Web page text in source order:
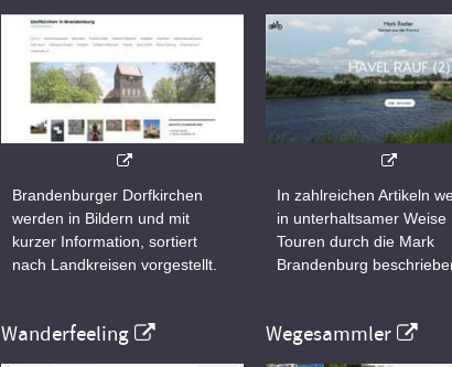
Brandenburger Dorfkirchen
werden in Bildern und mit
kurzer Information, sortiert
nach Landkreisen vorgestellt.
In zahlreichen Artikeln
in unterhaltsamer Weise
Touren durch die Mark
Brandenburg
Wanderfeeling Wegesammler